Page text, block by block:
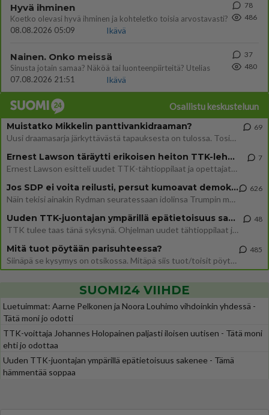
Hyvä ihminen
Koetko olevasi hyvä ihminen ja kohteletko toisia arvostavasti?
08.08.2026 05:09
Ikävä
78
486
Nainen. Onko meissä
Sinusta jotain samaa? Näköä tai luonteenpiirteitä? Utelias
07.08.2026 21:51
Ikävä
37
480
Osallistu keskusteluun
Muistatko Mikkelin panttivankidraaman?
Uusi draamasarja järkyttävästä tapauksesta on tulossa. Tositapahtumiin perustuva sarja ammentaa vuoden 1986 Mikkelin pan
69
Ernest Lawson täräytti erikoisen heiton TTK-lehdistötilaisuudessa: " Onko tässä tarkoituksena...?"
Ernest Lawson esitteli uudet TTK-tähtioppilaat ja opettajat torstaina 6.8. lehdistölle. Tulevalla kaudella on yksi hausk
7
Jos SDP ei voita reilusti, persut kumoavat demokratian Suomesta
Näin tekisi ainakin Rydman seuratessaan idolinsa Trumpin mallia https://www.is.fi/politiikka/art-2000012187244.html
626
Uuden TTK-juontajan ympärillä epätietoisuus sakenee - Nyt MTV hämmentää soppaa
TTK tulee taas tänä syksynä. Ohjelman uudet tähtioppilaat julkistetaan torstaina 6. elokuuta klo 14 alkavassa lehdistö
48
Mitä tuot pöytään parisuhteessa?
Siinäpä se kysymys on otsikossa. Mitäpä siis tuot/toisit pöytään parisuhteessa? Oletko mies vai nainen? Koetko sen mitä
485
SUOMI24 VIIHDE
Luetuimmat: Aarne Pelkonen ja Noora Louhimo vihdoinkin yhdessä -
Tätä moni jo odotti
TTK-voittaja Johannes Holopainen paljasti iloisen uutisen - Tätä moni
ehti jo odottaa
Uuden TTK-juontajan ympärillä epätietoisuus sakenee - Tämä
hämmentää soppaa